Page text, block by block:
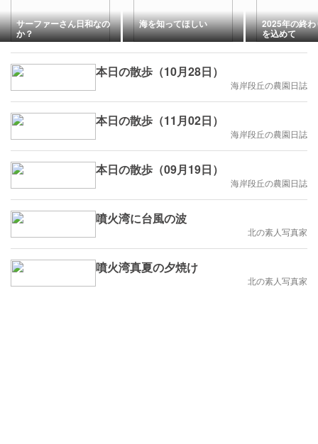
サーファーさん日和なの
か？
海を知ってほしい 2025年の終
を込めて
本日の散歩（10月28日）
海岸段丘の農園日誌
本日の散歩（11月02日）
海岸段丘の農園日誌
本日の散歩（09月19日）
海岸段丘の農園日誌
噴火湾に台風の波
北の素人写真家
噴火湾真夏の夕焼け
北の素人写真家